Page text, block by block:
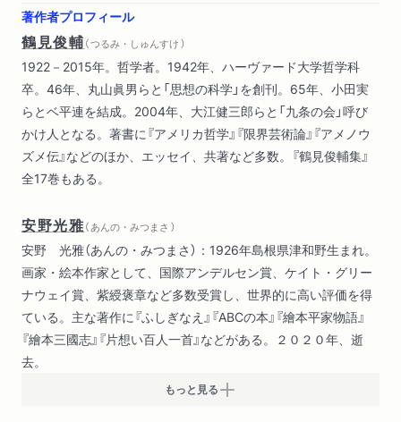
著作者プロフィール
鶴見俊輔（ つるみ・しゅんすけ ）
1922－2015年。哲学者。1942年、ハーヴァード大学哲学科
卒。46年、丸山眞男らと「思想の科学」を創刊。65年、小田実
らとベ平連を結成。2004年、大江健三郎らと「九条の会」呼び
かけ人となる。著書に『アメリカ哲学』『限界芸術論』『アメノウ
ズメ伝』などのほか、エッセイ、共著など多数。『鶴見俊輔集』
全17巻もある。
安野光雅（ あんの・みつまさ ）
安野 光雅（あんの・みつまさ）：1926年島根県津和野生まれ。
画家・絵本作家として、国際アンデルセン賞、ケイト・グリー
ナウェイ賞、紫綬褒章など多数受賞し、世界的に高い評価を得
ている。主な著作に『ふしぎなえ』『ABCの本』『繪本平家物語』
『繪本三國志』『片想い百人一首』などがある。２０２０年、逝
去。
もっと見る